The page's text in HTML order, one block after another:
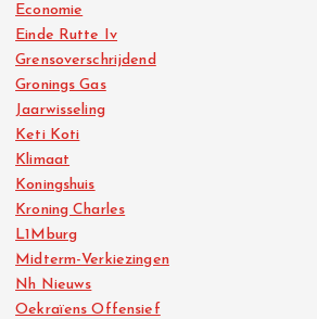
Economie
Einde Rutte Iv
Grensoverschrijdend
Gronings Gas
Jaarwisseling
Keti Koti
Klimaat
Koningshuis
Kroning Charles
L1Mburg
Midterm-Verkiezingen
Nh Nieuws
Oekraïens Offensief